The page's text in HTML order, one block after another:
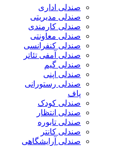
صندلی اداری
صندلی مدیریتی
صندلی کارمندی
صندلی معاونتی
صندلی کنفرانسی
صندلی آمفی تئاتر
صندلی گیم
صندلی اپنی
صندلی رستورانی
پاف
صندلی کودک
صندلی انتظار
صندلی تابوره
صندلی کانتر
صندلی آرایشگاهی